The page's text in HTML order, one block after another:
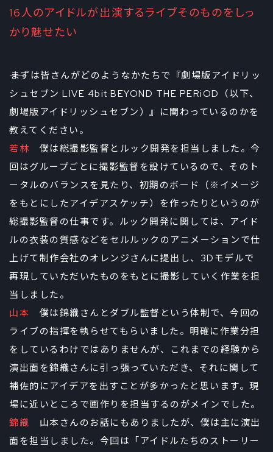
16人のアイドルが出演するライブそのものをしっ
かり魅せたい
――まずは皆さんがどのようなかたちで『劇場版アイドリッ
シュセブン LIVE 4bit BEYOND THE PERiOD（以下、
劇場版アイドリッシュセブン）』に関わっているのかを
教えてください。
若林 僕は総撮影監督とルック開発を担当しました。今
回はグループごとに撮影監督を設けているので、そのト
ータルのバランスを見たり、初期のボード（※イメージ
をもとにしたアイデアスケッチ）を作ったりというのが
総撮影監督の仕事です。ルック開発に関しては、アイド
ルの衣装の質感などをセルルックのアニメーションで仕
上げて制作会社のオレンジさんに提出し、3Dモデルで
再現していただいたものをもとに撮影していく作業を担
当しました。
山本 僕は錦織さんとダブル監督という体制で、今回の
ライブの指揮を執らせてもらいました。明確に作業分担
をしているわけではありませんが、これまでの経験から
演出面を錦織さんに引っ張っていただき、それに関して
補佐的にアイデアを出すことが多かったと思います。現
場に近いところで画作りを担当するのがメインでした。
錦織 山本さんのお話にもありましたが、僕は主に演出
面を担当しました。今回は「アイドルたちのストーリー